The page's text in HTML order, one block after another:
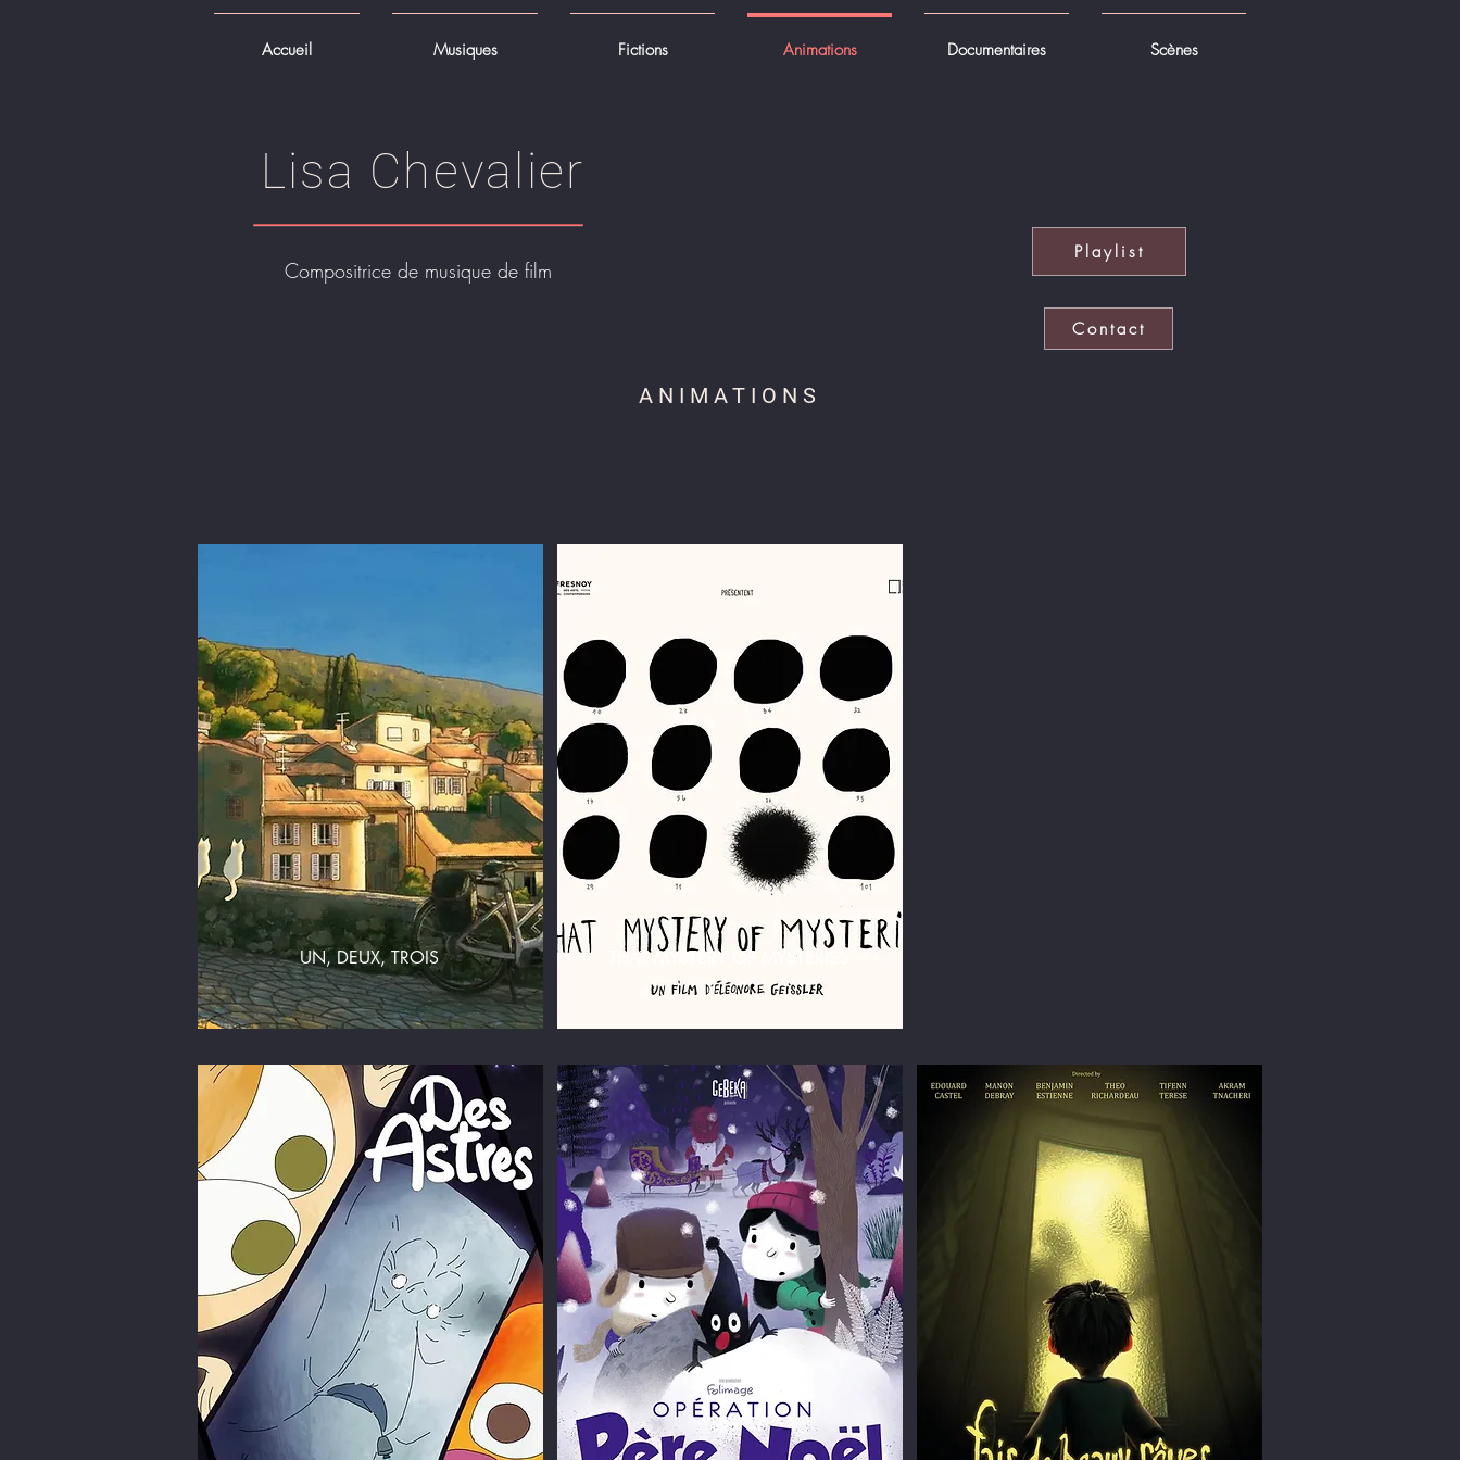
Accueil Musiques Fictions Animations Documentaires Scènes
Lisa Chevalier
Compositrice de musique de film
Playlist
Contact
ANIMATIONS
UN, DEUX, TROIS THAT MYSTERY OF MYSTERIES